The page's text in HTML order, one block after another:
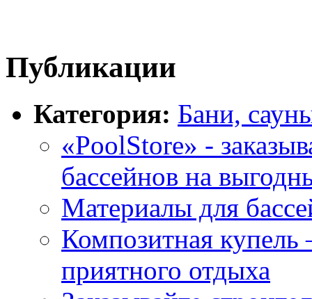
Публикации
Категория: Бани,
«PoolStore» -
бассейнов на
Материалы для
Композитная купель
приятного отдыха